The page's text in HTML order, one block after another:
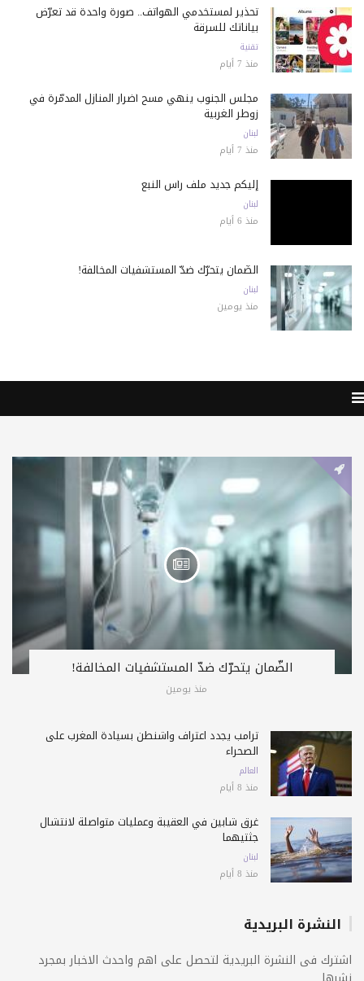
تحذير لمستخدمي الهواتف.. صورة واحدة قد تعرّض
بياناتك للسرقة
تقنية
منذ 7 أيام
مجلس الجنوب ينهي مسح أضرار المنازل المدمّرة في
زوطر الغربية
لبنان
منذ 7 أيام
إليكم جديد ملف رأس النبع
لبنان
منذ 6 أيام
الضّمان يتحرّك ضدّ المستشفيات المخالفة!
لبنان
منذ يومين
الضّمان يتحرّك ضدّ المستشفيات المخالفة!
منذ يومين
ترامب يجدد اعتراف واشنطن بسيادة المغرب على
الصحراء
العالم
منذ 8 أيام
غرق شابين في العقيبة وعمليات متواصلة لانتشال
جثتيهما
لبنان
منذ 8 أيام
النشرة البريدية
اشترك فى النشرة البريدية لتحصل على اهم واحدث الاخبار بمجرد